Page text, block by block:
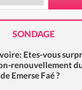
SONDAGE
Etes-vous
renouvellement
Emerse Faé ?